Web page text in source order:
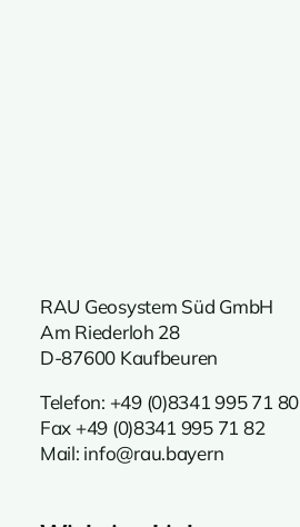
RAU Geosystem Süd GmbH
Am Riederloh 28
D-87600 Kaufbeuren
Telefon: +49 (0)8341 995 71 80
Fax +49 (0)8341 995 71 82
Mail: info@rau.bayern